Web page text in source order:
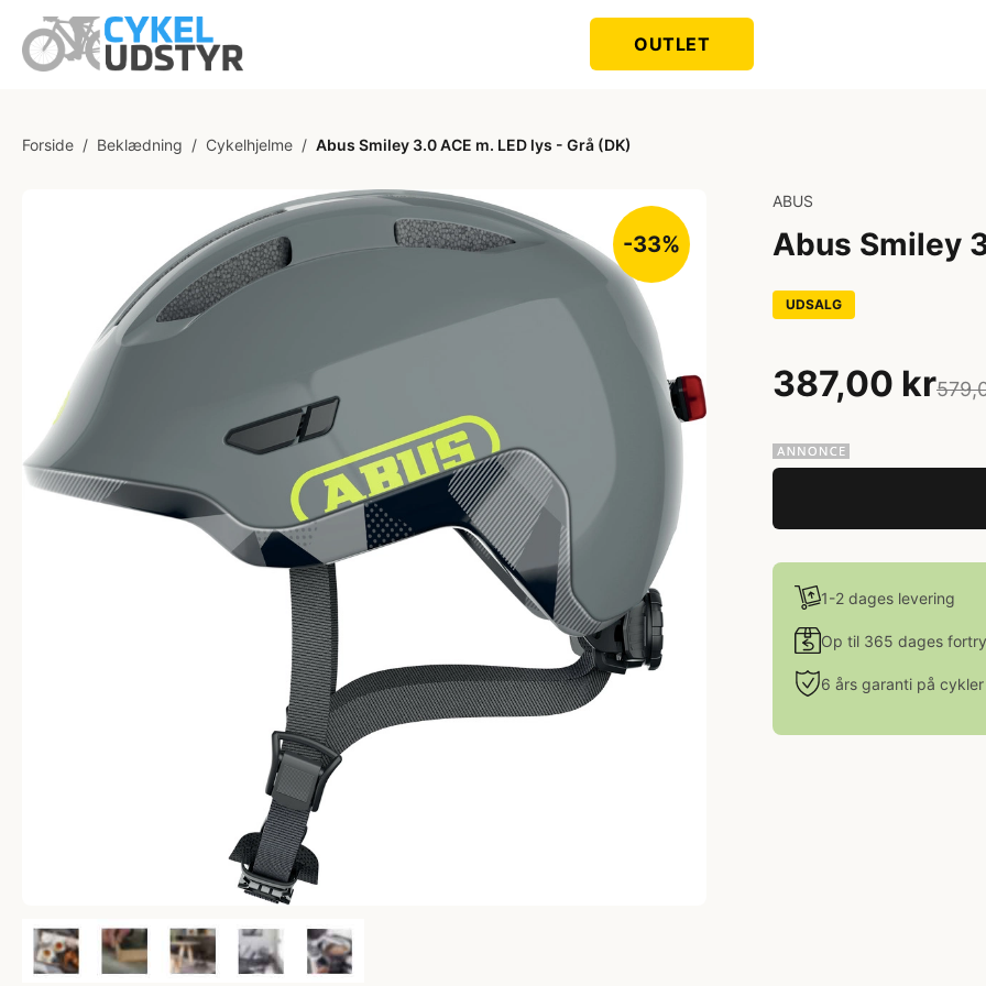
OUTLET
Forside / Beklædning / Cykelhjelme / Abus Smiley 3.0 ACE m. LED lys - Grå (DK)
-33%
ABUS
Abus Smiley
UDSALG
387,00 kr
1-2 dages levering
Op til 365 dages
6 års garanti på cykler